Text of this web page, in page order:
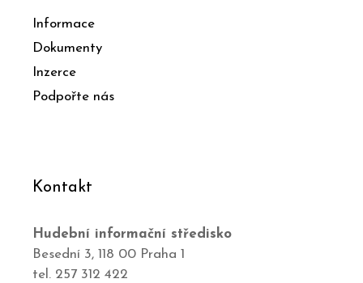
Informace
Dokumenty
Inzerce
Podpořte nás
Kontakt
Hudební informační středisko
Besední 3, 118 00 Praha 1
tel. 257 312 422